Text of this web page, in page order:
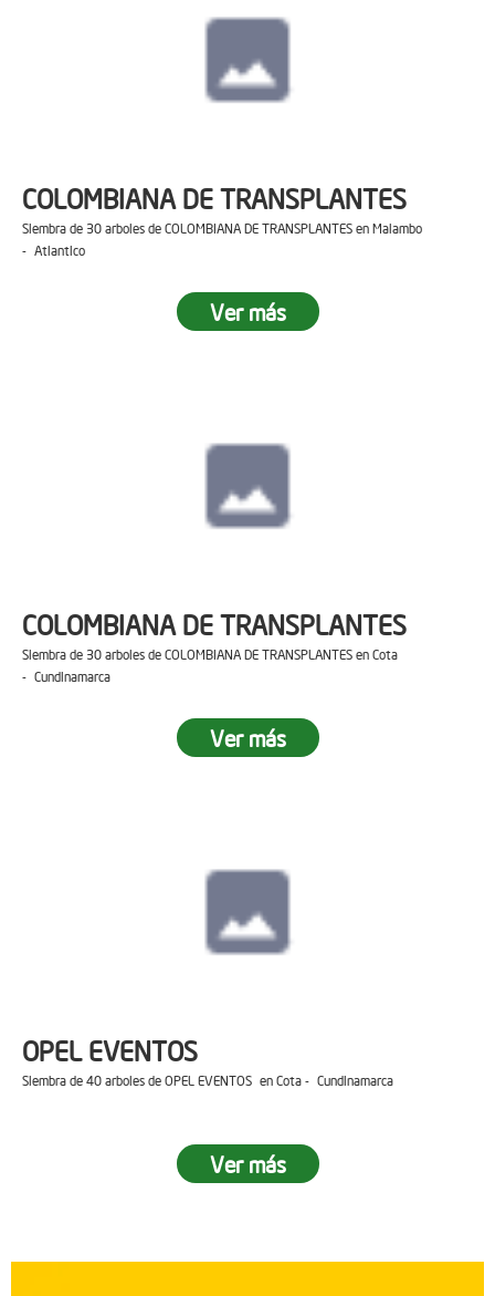
COLOMBIANA DE TRANSPLANTES
Siembra de 30 arboles de COLOMBIANA DE TRANSPLANTES en Malambo
- Atlantico
Ver más
COLOMBIANA DE TRANSPLANTES
Siembra de 30 arboles de COLOMBIANA DE TRANSPLANTES en Cota
- Cundinamarca
Ver más
OPEL EVENTOS
Siembra de 40 arboles de OPEL EVENTOS en Cota - Cundinamarca
Ver más